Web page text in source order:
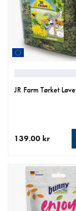
JR Farm Tørket
139.00 kr